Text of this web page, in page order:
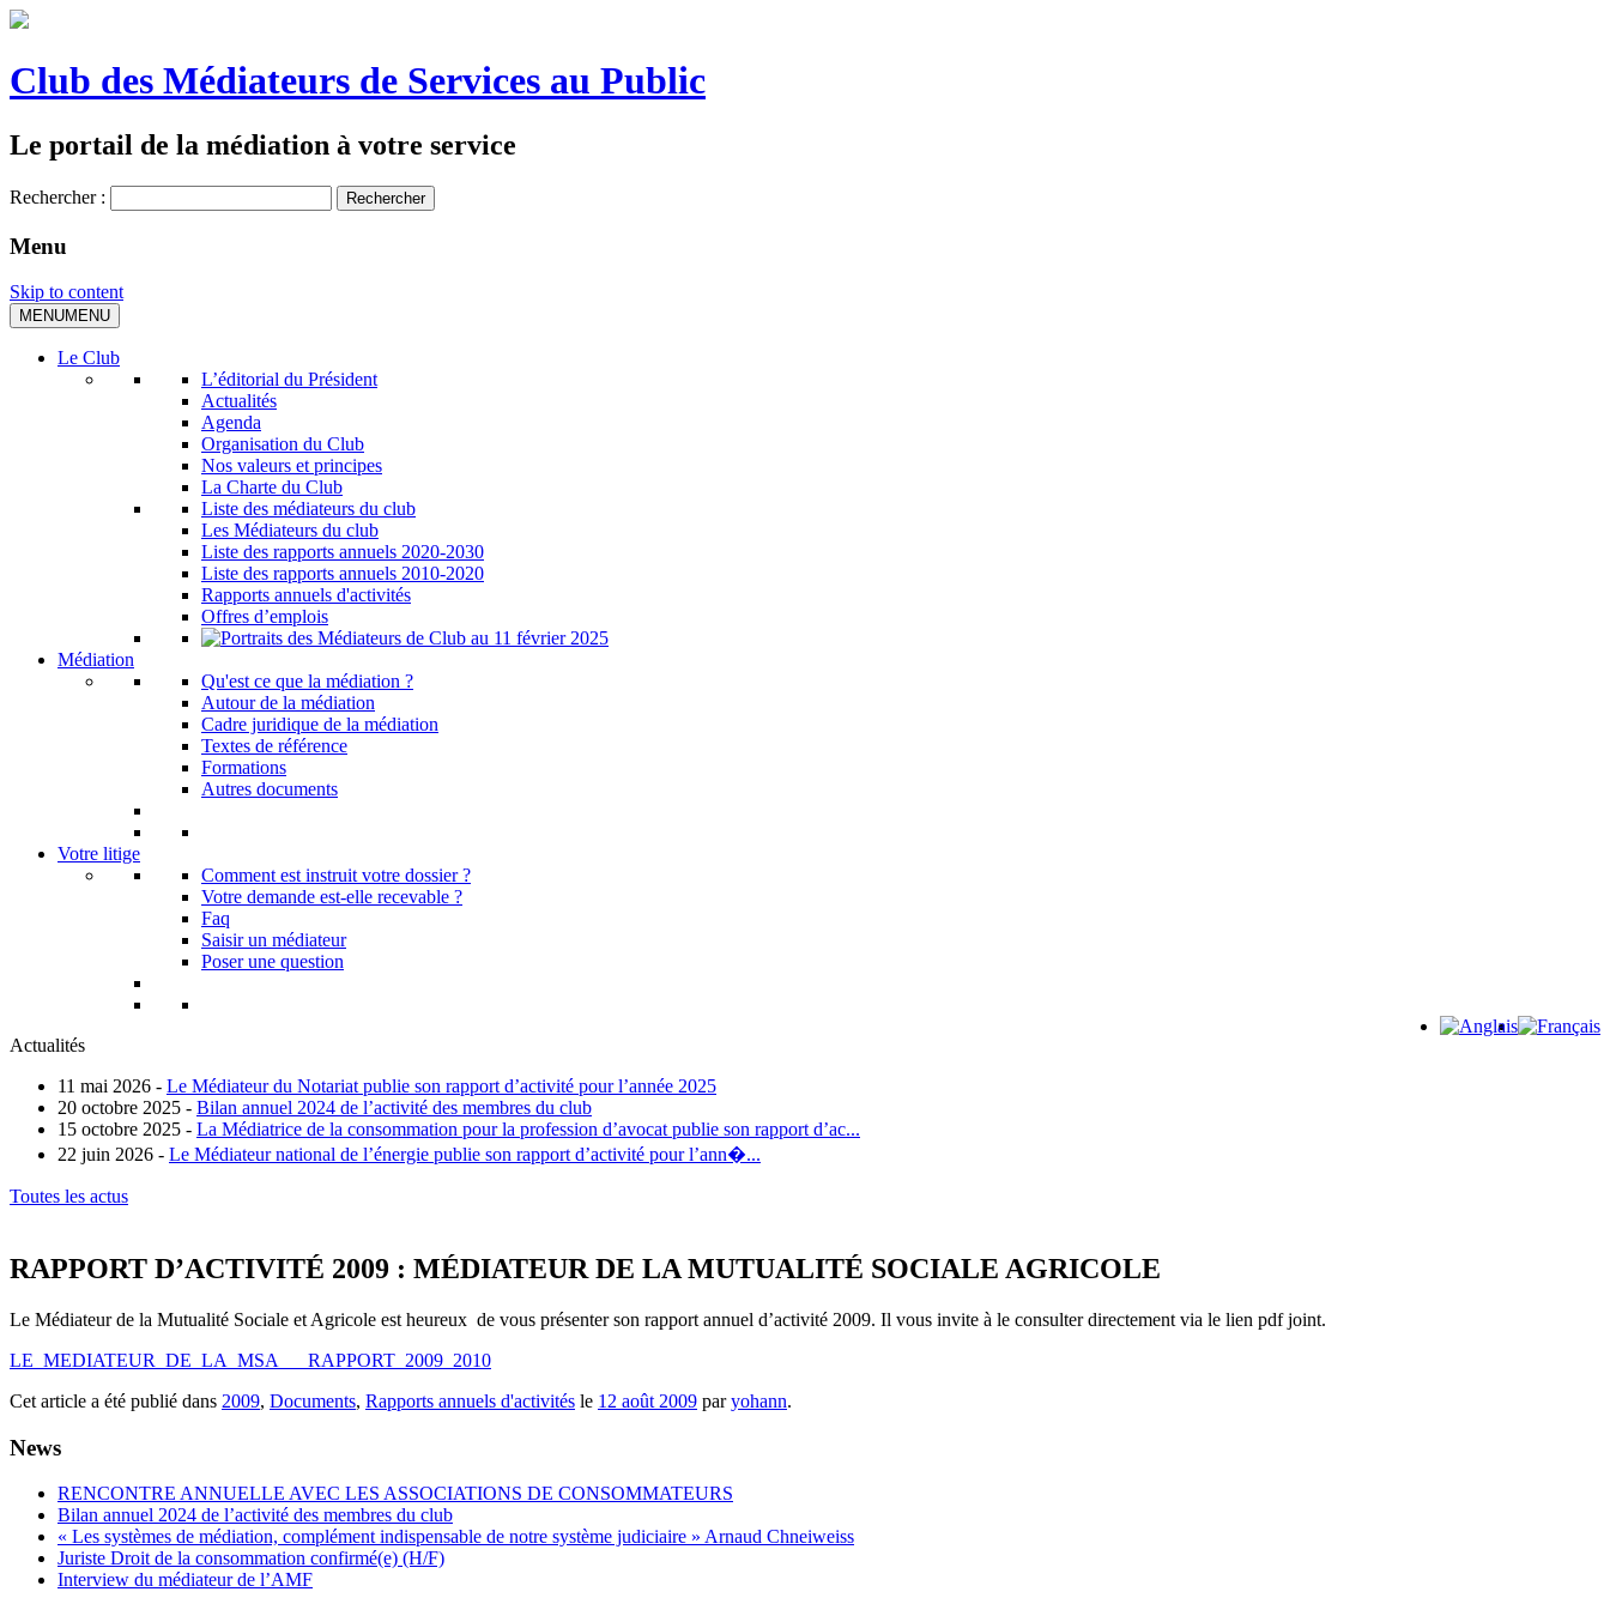
Club des Médiateurs de Services au Public
Le portail de la médiation à votre service
Rechercher :
Menu
Skip to content
MENUMENU
Le Club
L’éditorial du Président
Actualités
Agenda
Organisation du Club
Nos valeurs et principes
La Charte du Club
Liste des médiateurs du club
Les Médiateurs du club
Liste des rapports annuels 2020-2030
Liste des rapports annuels 2010-2020
Rapports annuels d'activités
Offres d’emplois
Médiation
Qu'est ce que la médiation ?
Autour de la médiation
Cadre juridique de la médiation
Textes de référence
Formations
Autres documents
Votre litige
Comment est instruit votre dossier ?
Votre demande est-elle recevable ?
Faq
Saisir un médiateur
Poser une question
Actualités
11 mai 2026 - Le Médiateur du Notariat publie son rapport d’activité pour l’année 2025
20 octobre 2025 - Bilan annuel 2024 de l’activité des membres du club
15 octobre 2025 - La Médiatrice de la consommation pour la profession d’avocat publie son rapport d’ac...
22 juin 2026 - Le Médiateur national de l’énergie publie son rapport d’activité pour l’ann�...
Toutes les actus
RAPPORT D’ACTIVITÉ 2009 : MÉDIATEUR DE LA MUTUALITÉ SOCIALE AGRICOLE
Le Médiateur de la Mutualité Sociale et Agricole est heureux de vous présenter son rapport annuel d’activité 2009. Il vous invite à le consulter directement via le lien pdf joint.
LE_MEDIATEUR_DE_LA_MSA___RAPPORT_2009_2010
Cet article a été publié dans 2009, Documents, Rapports annuels d'activités le 12 août 2009 paryohann.
News
RENCONTRE ANNUELLE AVEC LES ASSOCIATIONS DE CONSOMMATEURS
Bilan annuel 2024 de l’activité des membres du club
« Les systèmes de médiation, complément indispensable de notre système judiciaire » Arnaud Chneiweiss
Juriste Droit de la consommation confirmé(e) (H/F)
Interview du médiateur de l’AMF